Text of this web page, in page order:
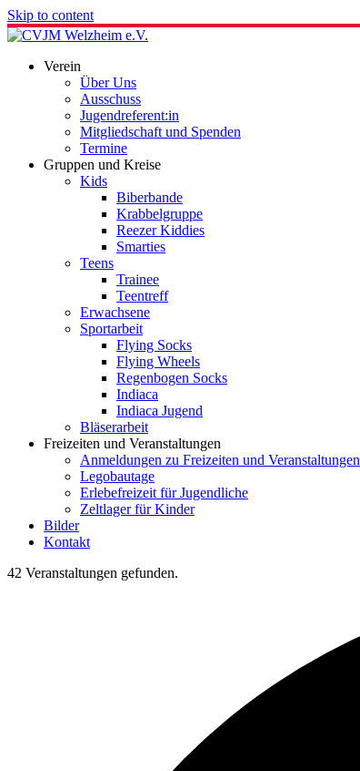
Skip to content
Verein
Über Uns
Ausschuss
Jugendreferent:in
Mitgliedschaft und Spenden
Termine
Gruppen und Kreise
Kids
Biberbande
Krabbelgruppe
Reezer Kiddies
Smarties
Teens
Trainee
Teentreff
Erwachsene
Sportarbeit
Flying Socks
Flying Wheels
Regenbogen Socks
Indiaca
Indiaca Jugend
Bläserarbeit
Freizeiten und Veranstaltungen
Anmeldungen zu Freizeiten und Veranstaltungen
Legobautage
Erlebefreizeit für Jugendliche
Zeltlager für Kinder
Bilder
Kontakt
42 Veranstaltungen gefunden.